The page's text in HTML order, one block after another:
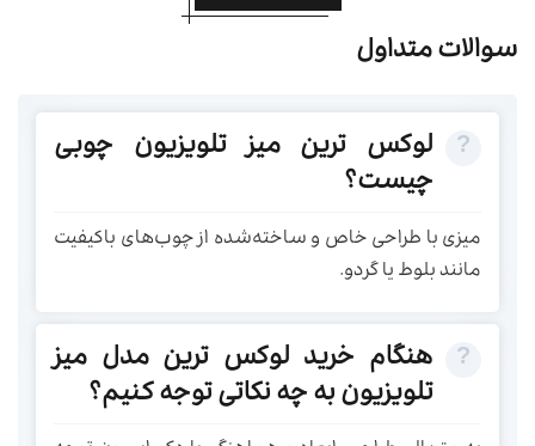
سوالات متداول
لوکس ترین میز تلویزیون چوبی
چیست؟
میزی با طراحی خاص و ساخته‌شده از چوب‌های باکیفیت
مانند بلوط یا گردو.
هنگام خرید لوکس ترین مدل میز
تلویزیون به چه نکاتی توجه کنیم؟